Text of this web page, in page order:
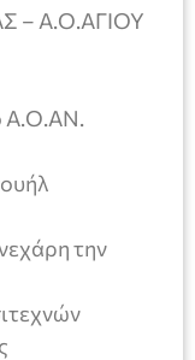
– Α.Ο.ΑΓΙΟΥ
Α.Ο.ΑΝ.
την